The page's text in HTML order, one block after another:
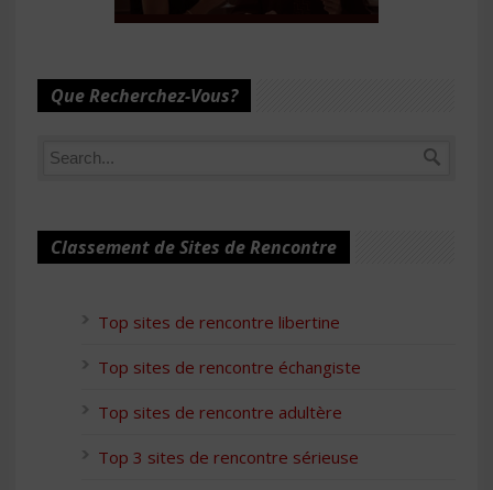
Que Recherchez-Vous?
Classement de Sites de Rencontre
Top sites de rencontre libertine
Top sites de rencontre échangiste
Top sites de rencontre adultère
Top 3 sites de rencontre sérieuse